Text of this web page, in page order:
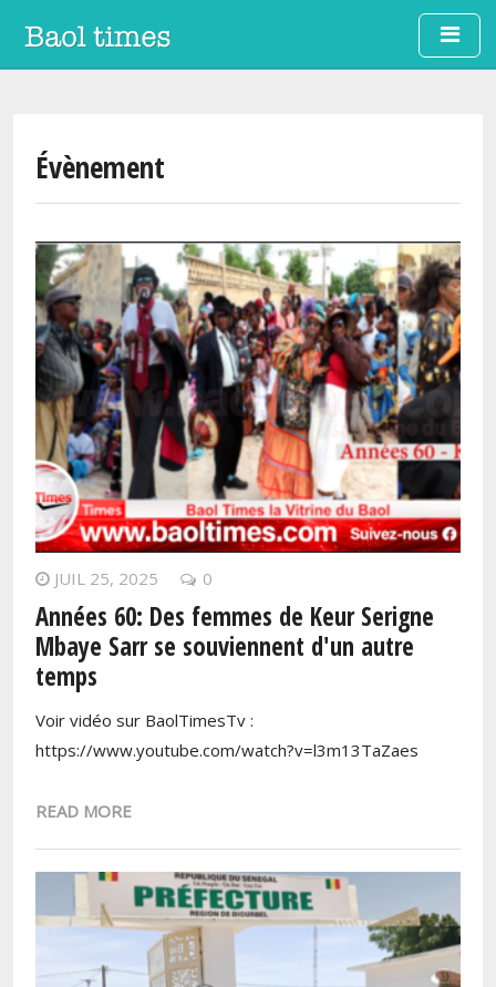
Aller au contenu principal
Évènement
JUIL 25, 2025 0
Années 60: Des femmes de Keur Serigne
Mbaye Sarr se souviennent d'un autre
temps
Voir vidéo sur BaolTimesTv :
https://www.youtube.com/watch?v=l3m13TaZaes
READ MORE